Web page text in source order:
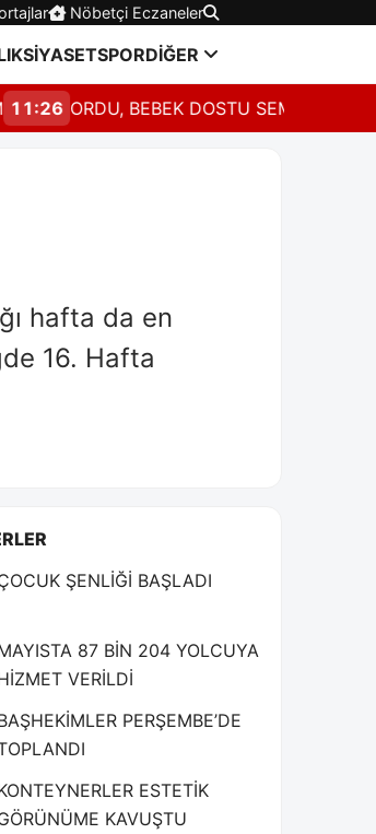
Nöbetçi Eczaneler
SİYASETSPORDİĞER
ORDU, BEBEK DOSTU SEMPOZYUMUNDA
hafta da en
16. Hafta
ŞENLİĞİ BAŞLADI
87 BİN 204 YOLCUYA
VERİLDİ
PERŞEMBE’DE
ESTETİK
KAVUŞTU